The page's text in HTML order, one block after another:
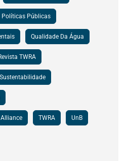
Políticas Públicas
Qualidade Da Água
TWRA
Sustentabilidade
TWRA UnB